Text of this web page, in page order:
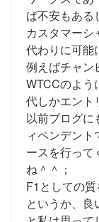
ば不安もある
カスタマーシ
代わりに可能
例えばチャン
WTCCのよう
代しかエント
以前ブログに
ィペンデン
ースを行って
ね＾＾；
F1としての
というか、